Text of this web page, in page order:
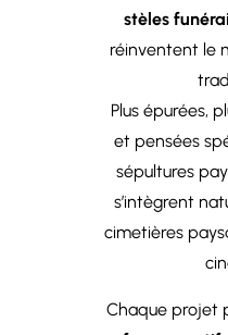
stèles
réinventent le
Plus épurées,
et pensées
sépultures
s’intègrent
cimetières
Chaque projet